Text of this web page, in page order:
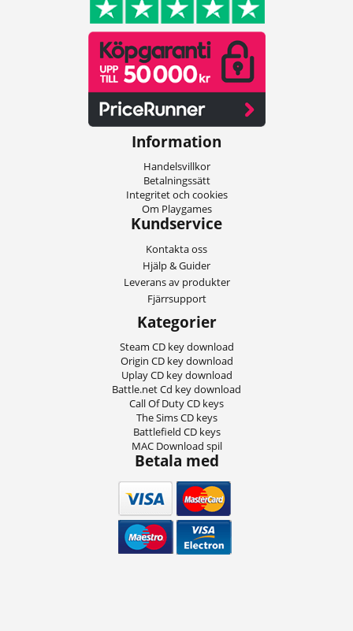
Information
Handelsvillkor
Betalningssätt
Integritet och cookies
Om Playgames
Kundservice
Kontakta oss
Hjälp & Guider
Leverans av produkter
Fjärrsupport
Kategorier
Steam CD key download
Origin CD key download
Uplay CD key download
Battle.net Cd key download
Call Of Duty CD keys
The Sims CD keys
Battlefield CD keys
MAC Download spil
Betala med